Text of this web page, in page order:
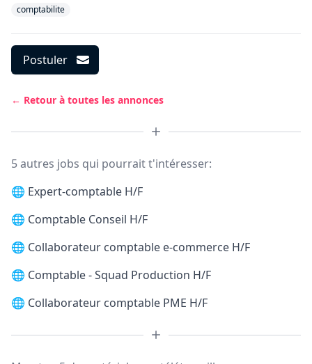
comptabilite
Postuler
← Retour à toutes les annonces
5 autres jobs qui pourrait t'intéresser:
🌐 Expert-comptable H/F
🌐 Comptable Conseil H/F
🌐 Collaborateur comptable e-commerce H/F
🌐 Comptable - Squad Production H/F
🌐 Collaborateur comptable PME H/F